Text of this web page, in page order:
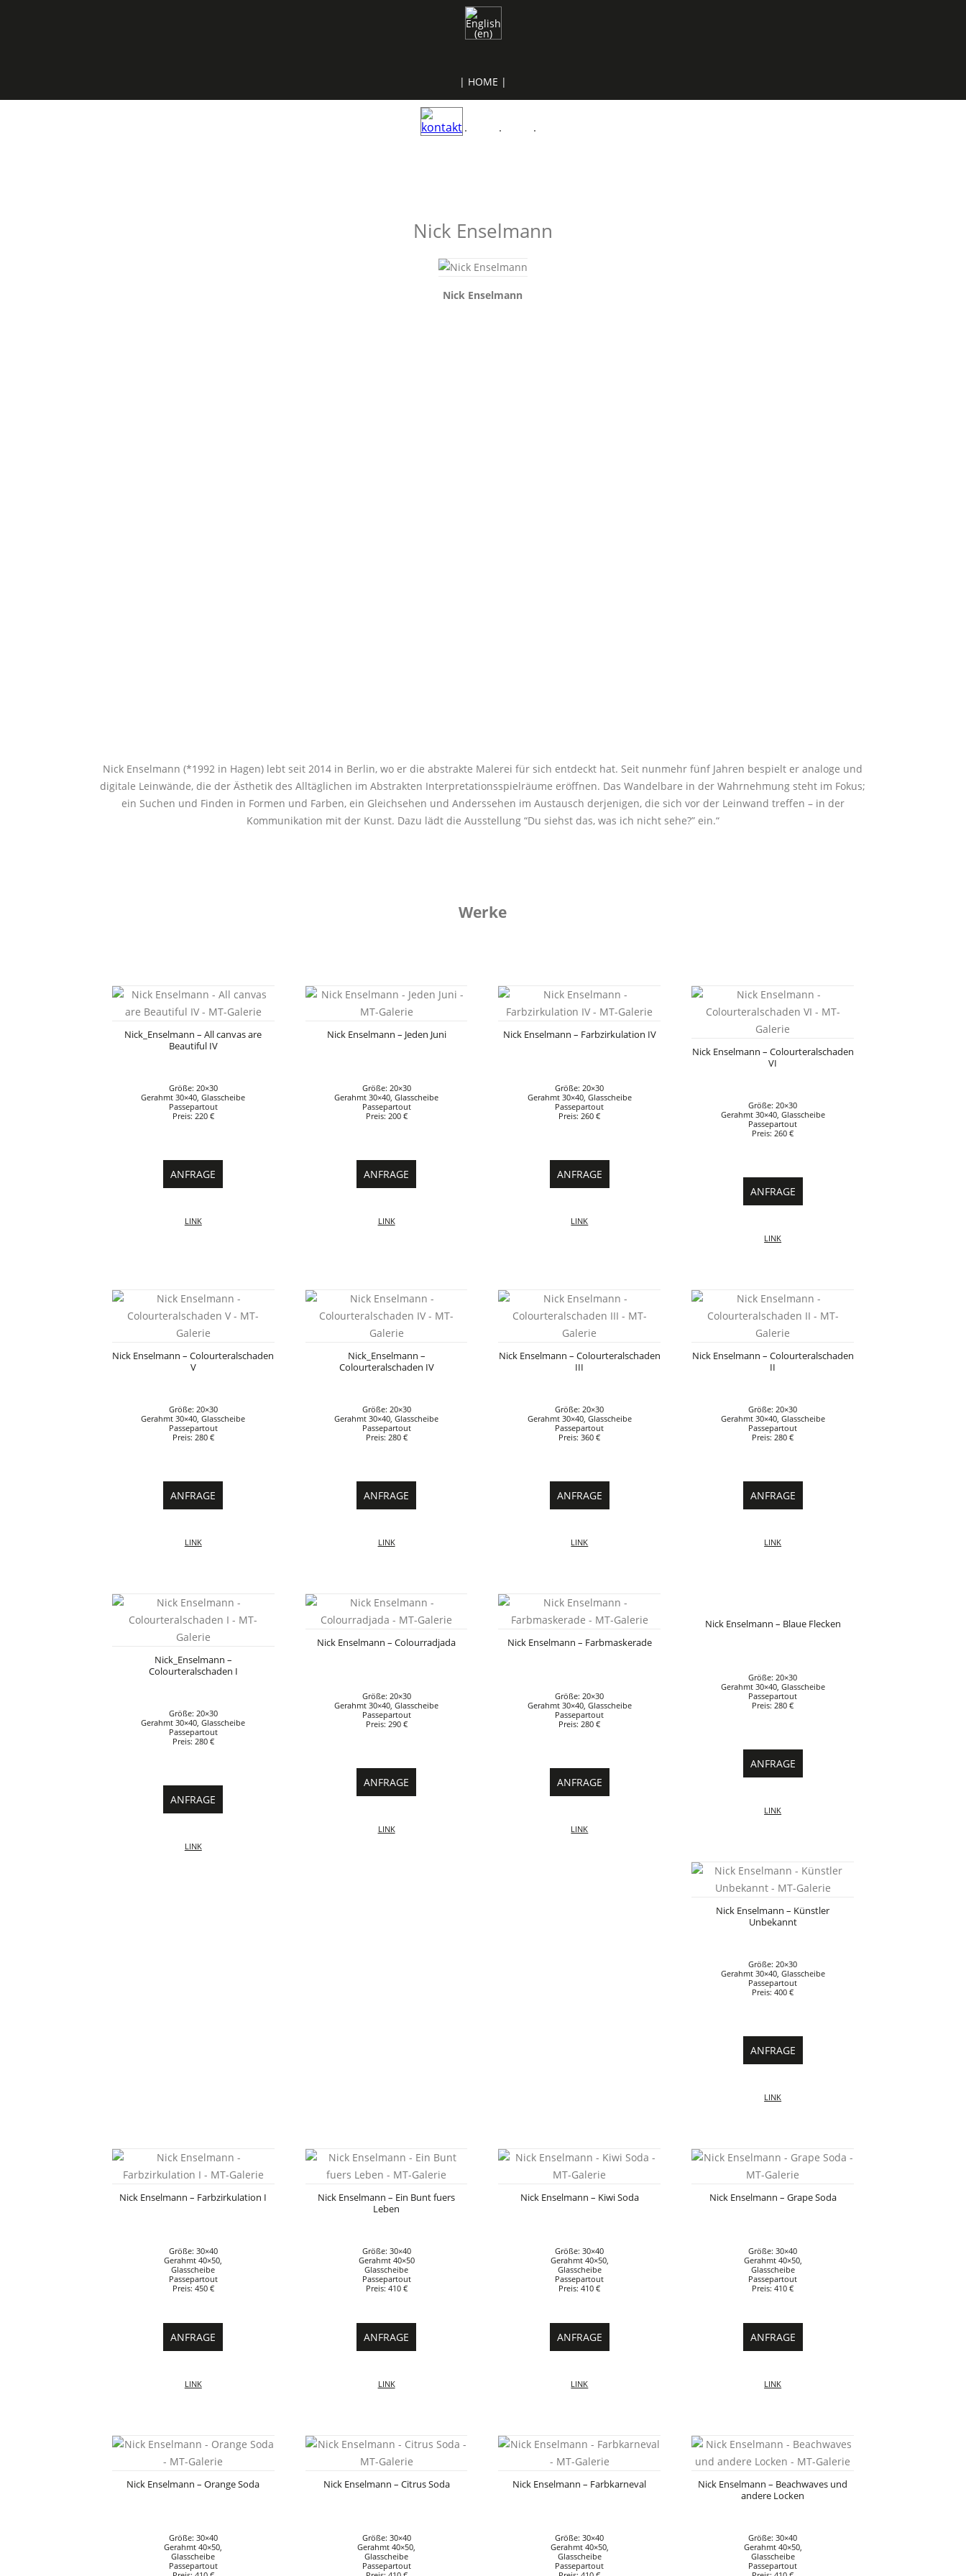
| HOME |
Nick Enselmann
Nick Enselmann
Nick Enselmann (*1992 in Hagen) lebt seit 2014 in Berlin, wo er die abstrakte Malerei für sich entdeckt hat. Seit nunmehr fünf Jahren bespielt er analoge und
digitale Leinwände, die der Ästhetik des Alltäglichen im Abstrakten Interpretationsspielräume eröffnen. Das Wandelbare in der Wahrnehmung steht im Fokus;
ein Suchen und Finden in Formen und Farben, ein Gleichsehen und Anderssehen im Austausch derjenigen, die sich vor der Leinwand treffen – in der
Kommunikation mit der Kunst. Dazu lädt die Ausstellung “Du siehst das, was ich nicht sehe?” ein.“
Werke
Nick_Enselmann – All canvas are
Beautiful IV
Größe: 20×30
Gerahmt 30×40, Glasscheibe
Passepartout
Preis: 220 €
ANFRAGE
LINK
Nick Enselmann – Jeden Juni
Größe: 20×30
Gerahmt 30×40, Glasscheibe
Passepartout
Preis: 200 €
ANFRAGE
LINK
Nick Enselmann – Farbzirkulation IV
Größe: 20×30
Gerahmt 30×40, Glasscheibe
Passepartout
Preis: 260 €
ANFRAGE
LINK
Nick Enselmann – Colourteralschaden
VI
Größe: 20×30
Gerahmt 30×40, Glasscheibe
Passepartout
Preis: 260 €
ANFRAGE
LINK
Nick Enselmann – Colourteralschaden
V
Größe: 20×30
Gerahmt 30×40, Glasscheibe
Passepartout
Preis: 280 €
ANFRAGE
LINK
Nick_Enselmann –
Colourteralschaden IV
Größe: 20×30
Gerahmt 30×40, Glasscheibe
Passepartout
Preis: 280 €
ANFRAGE
LINK
Nick Enselmann – Colourteralschaden
III
Größe: 20×30
Gerahmt 30×40, Glasscheibe
Passepartout
Preis: 360 €
ANFRAGE
LINK
Nick Enselmann – Colourteralschaden
II
Größe: 20×30
Gerahmt 30×40, Glasscheibe
Passepartout
Preis: 280 €
ANFRAGE
LINK
Nick_Enselmann –
Colourteralschaden I
Größe: 20×30
Gerahmt 30×40, Glasscheibe
Passepartout
Preis: 280 €
ANFRAGE
LINK
Nick Enselmann – Colourradjada
Größe: 20×30
Gerahmt 30×40, Glasscheibe
Passepartout
Preis: 290 €
ANFRAGE
LINK
Nick Enselmann – Farbmaskerade
Größe: 20×30
Gerahmt 30×40, Glasscheibe
Passepartout
Preis: 280 €
ANFRAGE
LINK
Nick Enselmann – Blaue Flecken
Größe: 20×30
Gerahmt 30×40, Glasscheibe
Passepartout
Preis: 280 €
ANFRAGE
LINK
Nick Enselmann – Künstler
Unbekannt
Größe: 20×30
Gerahmt 30×40, Glasscheibe
Passepartout
Preis: 400 €
ANFRAGE
LINK
Nick Enselmann – Farbzirkulation I
Größe: 30×40
Gerahmt 40×50,
Glasscheibe
Passepartout
Preis: 450 €
ANFRAGE
LINK
Nick Enselmann – Ein Bunt fuers
Leben
Größe: 30×40
Gerahmt 40×50
Glasscheibe
Passepartout
Preis: 410 €
ANFRAGE
LINK
Nick Enselmann – Kiwi Soda
Größe: 30×40
Gerahmt 40×50,
Glasscheibe
Passepartout
Preis: 410 €
ANFRAGE
LINK
Nick Enselmann – Grape Soda
Größe: 30×40
Gerahmt 40×50,
Glasscheibe
Passepartout
Preis: 410 €
ANFRAGE
LINK
Nick Enselmann – Orange Soda
Größe: 30×40
Gerahmt 40×50,
Glasscheibe
Passepartout
Nick Enselmann – Citrus Soda
Größe: 30×40
Gerahmt 40×50,
Glasscheibe
Passepartout
Nick Enselmann – Farbkarneval
Größe: 30×40
Gerahmt 40×50,
Glasscheibe
Passepartout
Nick Enselmann – Beachwaves und
andere Locken
Größe: 30×40
Gerahmt 40×50,
Glasscheibe
Passepartout